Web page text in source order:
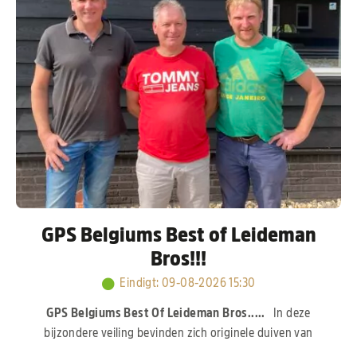
kans om rechtstreeks te investeren in duiven uit het
allerbeste van zijn kolonie.
GPS Belgiums Best of Leideman
Bros!!!
Eindigt: 09-08-2026 15:30
GPS Belgiums Best Of Leideman Bros.....
In deze
bijzondere veiling bevinden zich originele duiven van